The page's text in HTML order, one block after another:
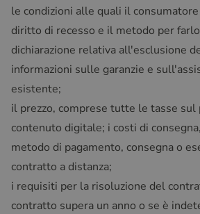
le condizioni alle quali il
diritto di recesso e il metodo per
dichiarazione relativa all'esclusione
informazioni sulle garanzie e
esistente;
il prezzo, comprese tutte le tasse
contenuto digitale; i costi di
metodo di pagamento, consegna o
contratto a distanza;
i requisiti per la risoluzione del
contratto supera un anno o se è